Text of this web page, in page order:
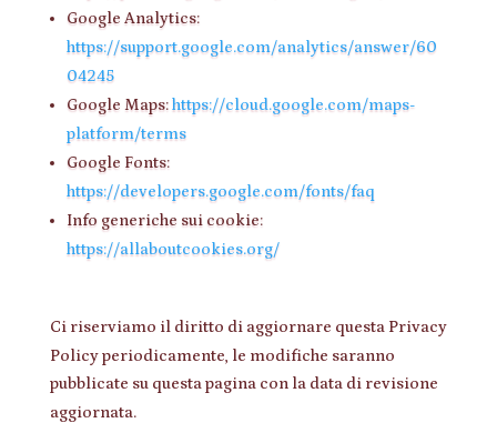
Google Analytics:
https://support.google.com/analytics/answer/60
04245
Google Maps:https://cloud.google.com/maps-
platform/terms
Google Fonts:
https://developers.google.com/fonts/faq
Info generiche sui cookie:
https://allaboutcookies.org/
Ci riserviamo il diritto di aggiornare questa Privacy
Policy periodicamente, le modifiche saranno
pubblicate su questa pagina con la data di revisione
aggiornata.